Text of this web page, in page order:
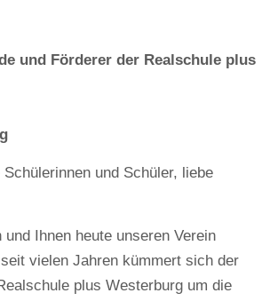
und Förderer der Realschule plus
und Schüler, liebe
Ihnen heute unseren Verein
vielen Jahren kümmert sich der
plus Westerburg um die